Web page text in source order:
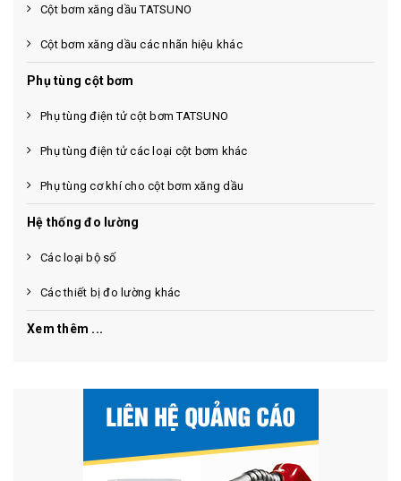
Cột bơm xăng dầu TATSUNO
Cột bơm xăng dầu các nhãn hiệu khác
Phụ tùng cột bơm
Phụ tùng điện tử cột bơm TATSUNO
Phụ tùng điện tử các loại cột bơm khác
Phụ tùng cơ khí cho cột bơm xăng dầu
Hệ thống đo lường
Các loại bộ số
Các thiết bị đo lường khác
Xem thêm ...